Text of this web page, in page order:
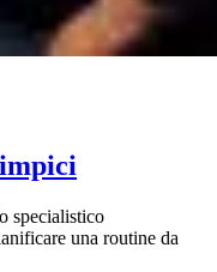
specialistico
una routine da